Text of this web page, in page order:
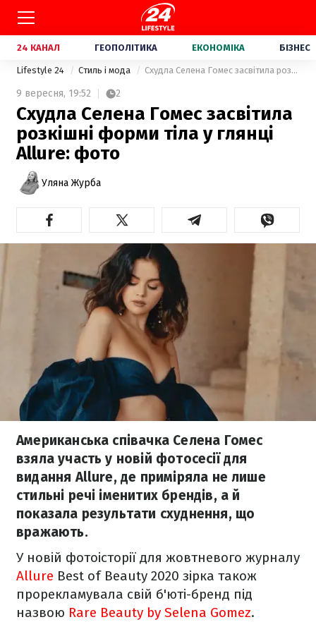
24 КАНАЛ ГЕОПОЛІТИКА ЕКОНОМІКА БІЗНЕС
Lifestyle 24 Стиль і мода Схудла Селена Гомес засвітила розкішні форми тіла у глянці Allure: фото
9 вересня, 19:52 2
Схудла Селена Гомес засвітила
розкішні форми тіла у глянці
Allure: фото
Уляна Журба
Американська співачка Селена Гомес
взяла участь у новій фотосесії для
видання Allure, де приміряла не лише
стильні речі іменитих брендів, а й
показала результати схуднення, що
вражають.
У новій фотоісторії для жовтневого журналу
Allure Best of Beauty 2020 зірка також
прорекламувала свій б'юті-бренд під
назвою Rare Beauty by Selena Gomez.